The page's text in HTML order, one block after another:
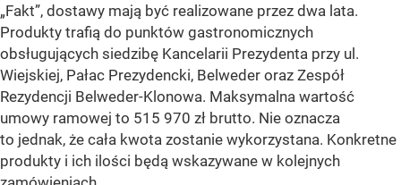
„Fakt”, dostawy mają być realizowane przez dwa lata.
Produkty trafią do punktów gastronomicznych
obsługujących siedzibę Kancelarii Prezydenta przy ul.
Wiejskiej, Pałac Prezydencki, Belweder oraz Zespół
Rezydencji Belweder-Klonowa. Maksymalna wartość
umowy ramowej to 515 970 zł brutto. Nie oznacza
to jednak, że cała kwota zostanie wykorzystana. Konkretne
produkty i ich ilości będą wskazywane w kolejnych